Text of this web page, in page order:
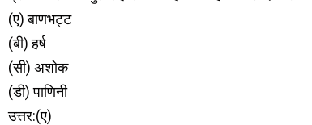
(ए) बाणभट्ट
(बी) हर्ष
(सी) अशोक
(डी) पाणिनी
उत्तर:(ए)